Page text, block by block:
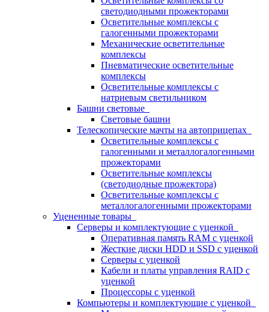
светодиодными прожекторами
Осветительные комплексы с
галогенными прожекторами
Механические осветительные
комплексы
Пневматические осветительные
комплексы
Осветительные комплексы с
натриевым светильником
Башни световые
Световые башни
Телескопические мачты на автоприцепах
Осветительные комплексы с
галогенными и металлогалогенными
прожекторами
Осветительные комплексы
(светодиодные прожектора)
Осветительные комплексы с
металлогалогенными прожекторами
Уцененные товары
Серверы и комплектующие с уценкой
Оперативная память RAM с уценкой
Жесткие диски HDD и SSD с уценкой
Серверы с уценкой
Кабели и платы управления RAID с
уценкой
Процессоры с уценкой
Компьютеры и комплектующие с уценкой